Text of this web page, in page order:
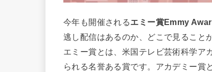
今年も開催されるエミー賞Emmy
逃し配信はあるのか、どこで見ること
エミー賞とは、米国テレビ芸術科学ア
られる名誉ある賞です。アカデミー賞